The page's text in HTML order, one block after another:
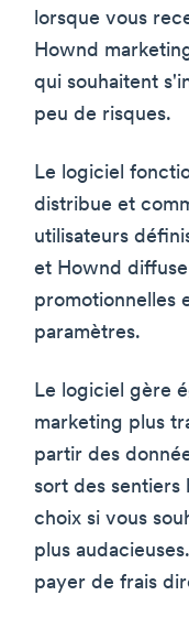
lorsque vous
Hownd
qui souhaitent
peu de risques.
Le logiciel
distribue et
utilisateurs
et Hownd
promotionnelles
paramètres.
Le logiciel gère
marketing plus
partir des
sort des sentiers
choix si vous
plus
payer de frais